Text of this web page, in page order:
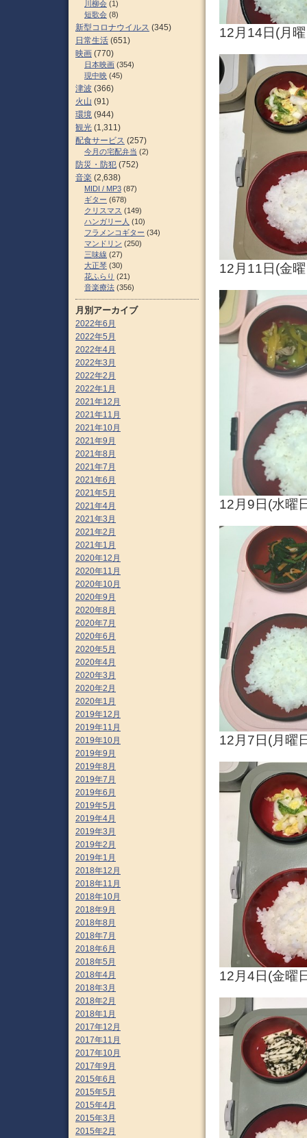
12月14日(月
12月11日(金
12月9日(水曜
12月7日(月曜
12月4日(金曜
川柳会 (1)
短歌会 (8)
新型コロナウイルス (345)
日常生活 (651)
映画 (770)
日本映画 (354)
現中映 (45)
津波 (366)
火山 (91)
環境 (944)
観光 (1,311)
配食サービス (257)
今月の宅配弁当 (2)
防災・防犯 (752)
音楽 (2,638)
MIDI / MP3 (87)
ギター (678)
クリスマス (149)
ハンガリー人 (10)
フラメンコギター (34)
マンドリン (250)
三味線 (27)
大正琴 (30)
花ふらり (21)
音楽療法 (356)
月別アーカイブ
2022年6月
2022年5月
2022年4月
2022年3月
2022年2月
2022年1月
2021年12月
2021年11月
2021年10月
2021年9月
2021年8月
2021年7月
2021年6月
2021年5月
2021年4月
2021年3月
2021年2月
2021年1月
2020年12月
2020年11月
2020年10月
2020年9月
2020年8月
2020年7月
2020年6月
2020年5月
2020年4月
2020年3月
2020年2月
2020年1月
2019年12月
2019年11月
2019年10月
2019年9月
2019年8月
2019年7月
2019年6月
2019年5月
2019年4月
2019年3月
2019年2月
2019年1月
2018年12月
2018年11月
2018年10月
2018年9月
2018年8月
2018年7月
2018年6月
2018年5月
2018年4月
2018年3月
2018年2月
2018年1月
2017年12月
2017年11月
2017年10月
2017年9月
2015年6月
2015年5月
2015年4月
2015年3月
2015年2月